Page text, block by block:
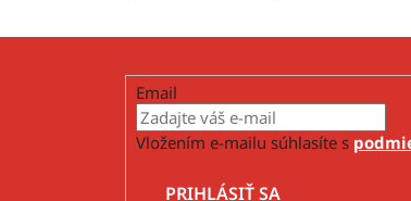
Email
Vložením e-mailu súhlasíte s
PRIHLÁSIŤ SA